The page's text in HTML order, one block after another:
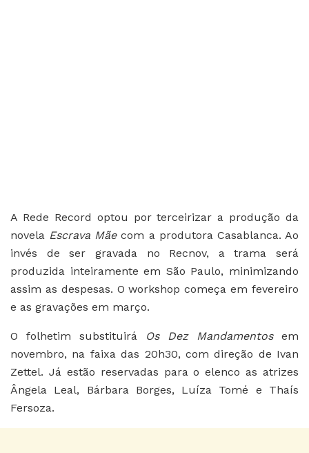
A Rede Record optou por terceirizar a produção da
novela Escrava Mãecom a produtora Casablanca. Ao
invés de ser gravada no Recnov, a trama será
produzida inteiramente em São Paulo, minimizando
assim as despesas. O workshop começa em fevereiro
e as gravações em março.
O folhetim substituirá Os Dez Mandamentosem
novembro, na faixa das 20h30, com direção de Ivan
Zettel. Já estão reservadas para o elenco as atrizes
Ângela Leal, Bárbara Borges, Luíza Tomé e Thaís
Fersoza.